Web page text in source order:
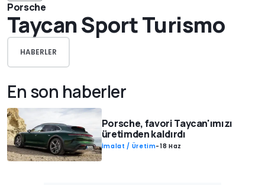
Porsche
Taycan Sport Turismo
HABERLER
En son haberler
Porsche, favori Taycan'ımızı
üretimden kaldırdı
İmalat / Üretim-18 Haz